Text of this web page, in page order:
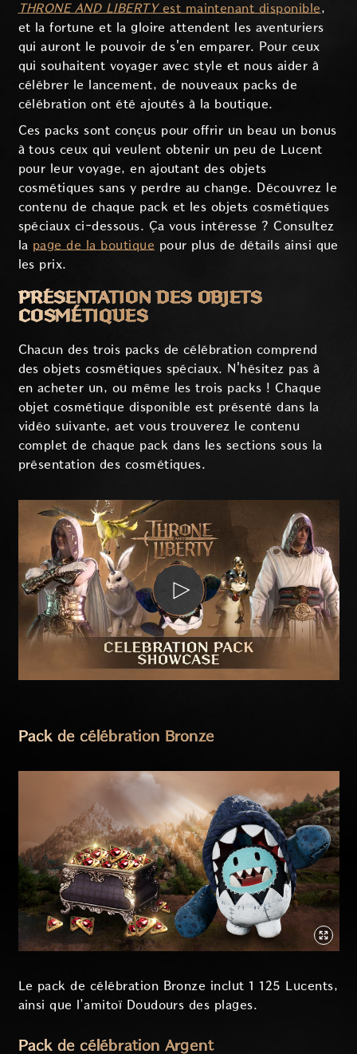
THRONE AND LIBERTYest maintenant disponible,
et la fortune et la gloire attendent les aventuriers
qui auront le pouvoir de s'en emparer. Pour ceux
qui souhaitent voyager avec style et nous aider à
célébrer le lancement, de nouveaux packs de
célébration ont été ajoutés à la boutique.
Ces packs sont conçus pour offrir un beau un bonus
à tous ceux qui veulent obtenir un peu de Lucent
pour leur voyage, en ajoutant des objets
cosmétiques sans y perdre au change. Découvrez le
contenu de chaque pack et les objets cosmétiques
spéciaux ci-dessous. Ça vous intéresse ? Consultez
la page de la boutique pour plus de détails ainsi que
les prix.
PRÉSENTATION DES OBJETS
COSMÉTIQUES
Chacun des trois packs de célébration comprend
des objets cosmétiques spéciaux. N'hésitez pas à
en acheter un, ou même les trois packs ! Chaque
objet cosmétique disponible est présenté dans la
vidéo suivante, aet vous trouverez le contenu
complet de chaque pack dans les sections sous la
présentation des cosmétiques.
Pack de célébration Bronze
Le pack de célébration Bronze inclut 1 125 Lucents,
ainsi que l’amitoï Doudours des plages.
Pack de célébration Argent